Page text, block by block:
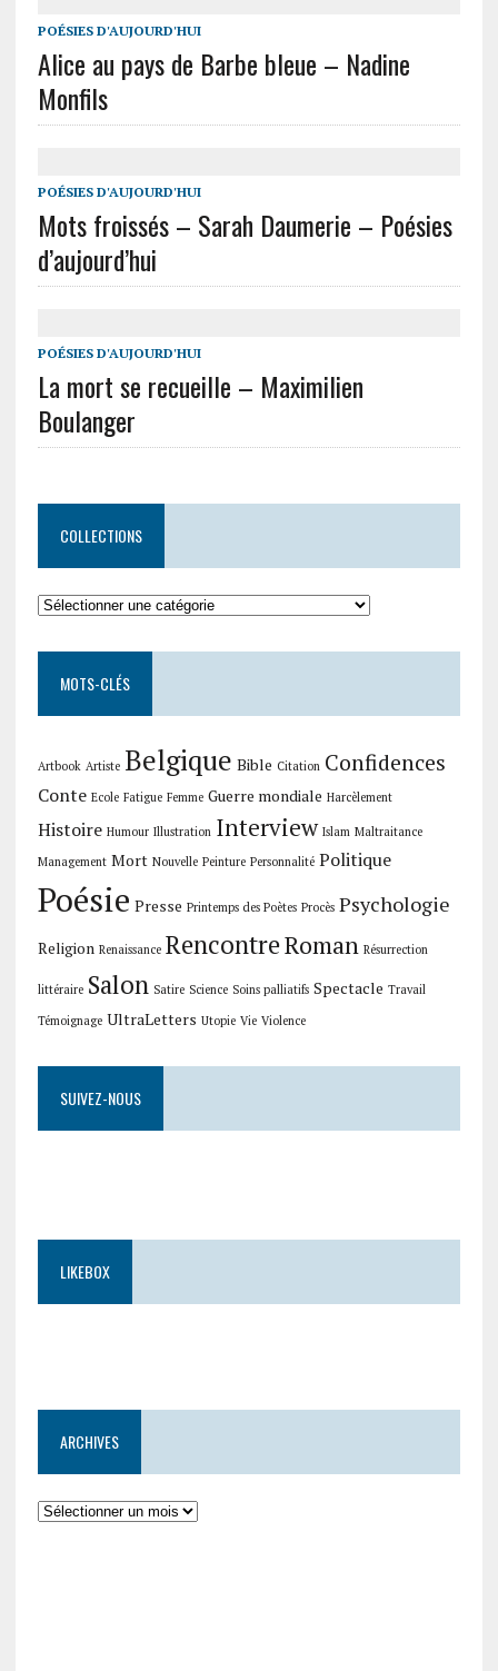
POÉSIES D'AUJOURD'HUI
Alice au pays de Barbe bleue – Nadine
Monfils
POÉSIES D'AUJOURD'HUI
Mots froissés – Sarah Daumerie – Poésies
d’aujourd’hui
POÉSIES D'AUJOURD'HUI
La mort se recueille – Maximilien
Boulanger
COLLECTIONS
Collections
MOTS-CLÉS
Artbook Artiste Belgique Bible Citation Confidences
Conte Ecole Fatigue Femme Guerre mondiale Harcèlement
Histoire Humour Illustration Interview Islam Maltraitance
Management Mort Nouvelle Peinture Personnalité Politique
Poésie Presse Printemps des Poètes Procès Psychologie
Religion Renaissance RencontreRoman Résurrection
littéraire Salon Satire Science Soins palliatifs Spectacle Travail
Témoignage UltraLetters Utopie Vie Violence
SUIVEZ-NOUS
LIKEBOX
ARCHIVES
Archives